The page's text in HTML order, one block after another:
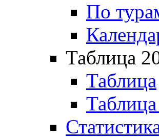
По
Таблица
Таблица